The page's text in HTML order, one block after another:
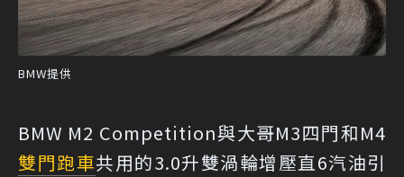
BMW提供
BMW M2 Competition與大哥M3四門和M4
雙門跑車共用的3.0升雙渦輪增壓直6汽油引